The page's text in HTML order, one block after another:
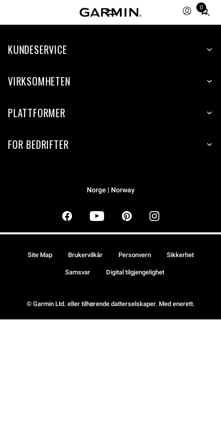
0
Total
items
cart:
KUNDESERVICE
VIRKSOMHETEN
PLATTFORMER
FOR BEDRIFTER
Norge | Norway
© Garmin Ltd. eller tilhørende datterselskaper. Med enerett.
Site Map Brukervilkår Personvern Sikkerhet
Samsvar Digital tilgjengelighet